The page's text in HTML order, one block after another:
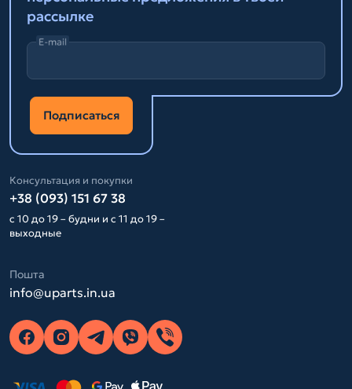
рассылке
E-mail
Подписаться
Консультация и покупки
+38 (093) 151 67 38
с 10 до 19 – будни и с 11 до 19 –
выходные
Пошта
info@uparts.in.ua